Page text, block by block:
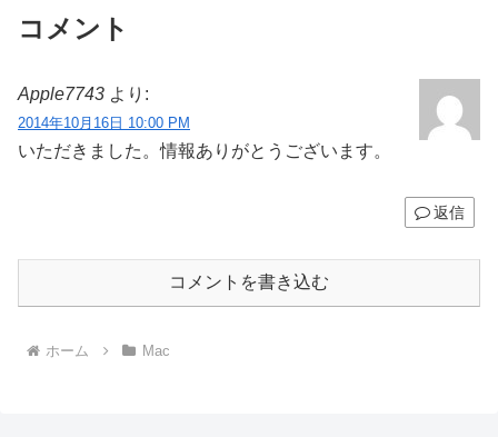
コメント
Apple7743 より:
2014年10月16日 10:00 PM
いただきました。情報ありがとうございます。
返信
コメントを書き込む
ホーム Mac